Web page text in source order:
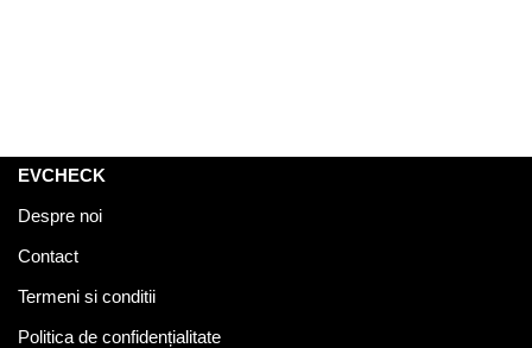
EVCHECK
Despre noi
Contact
Termeni si conditii
Politica de confidențialitate